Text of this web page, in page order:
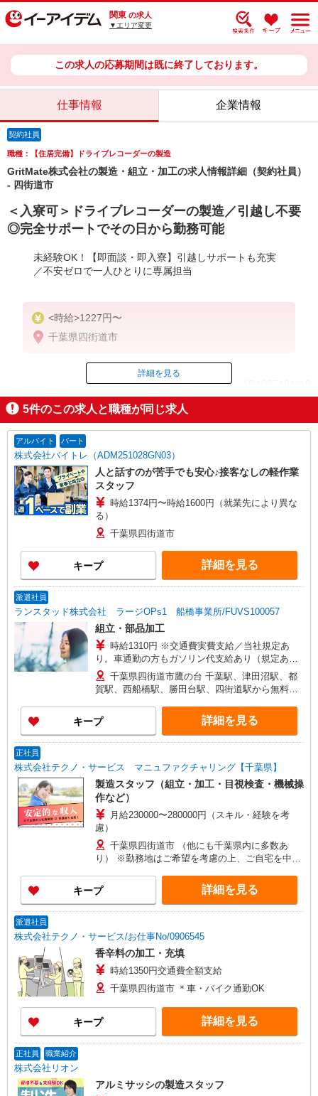
関東 の求人
▼エリア変更
この求人の応募期間は既に終了しております。
仕事情報 企業情報
契約社員
職種：【住居完備】ドライブレコーダーの製造
GritMate株式会社の製造・組立・加工の求人情報詳細（契約社員）
- 四街道市
＜入寮可＞ドライブレコーダーの製造／引越し不要
◎完全サポートでその日から勤務可能
未経験OK！【即面談・即入寮】引越しサポートも充実
／不安ゼロで一人ひとりに専属担当
<時給>1227円〜
千葉県四街道市
ID：AD1027491118
掲載期間終了
詳細を見る
5件のこの求人と職種が同じ求人
アルバイト パート
株式会社バイトレ（ADM251028GN03）
人と話すのが苦手でも安心♪接客なしの軽作業
スタッフ
時給1374円〜時給1600円（就業先により異な
る）
千葉県四街道市
キープ 詳細を見る
派遣社員
ランスタッド株式会社 ラージOPs1 船橋事業所/FUVS100057
組立・部品加工
時給1310円 ※交通費実費支給／当社規定あ
り。車通勤の方もガソリン代支給あり（規定あ
り）千葉県四街道市鷹の台 千葉駅、津田沼駅、都
賀駅、西船橋駅、勝田台駅、四街道駅から無料送
キープ 詳細を見る
正社員
株式会社テクノ・サービス マニュファクチャリング【千葉県】
製造スタッフ（組立・加工・目視検査・機械操
作など）
月給230000〜280000円（スキル・経験を考
慮）
千葉県四街道市 （他にも千葉県内に多数あ
り） ※勤務地はご希望を考慮の上、ご自宅を中心
なし）
キープ 詳細を見る
派遣社員
株式会社テクノ・サービス/お仕事No/0906545
香辛料の加工・充填
時給1350円交通費全額支給
千葉県四街道市 ＊車・バイク通勤OK
キープ 詳細を見る
正社員 職業紹介
株式会社リオン
アルミサッシの製造スタッフ